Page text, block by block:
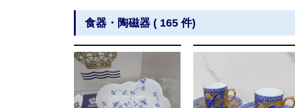
食器・陶磁器 ( 165 件)